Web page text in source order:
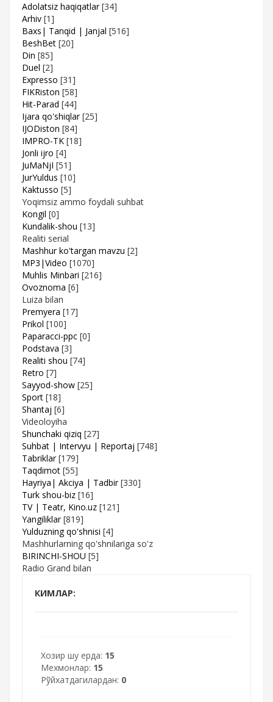
Adolatsiz haqiqatlar [34]
Arhiv [1]
Baxs| Tanqid | Janjal [516]
BeshBet [20]
Din [85]
Duel [2]
Expresso [31]
FIKRiston [58]
Hit-Parad [44]
Ijara qo'shiqlar [25]
IJODiston [84]
IMPRO-TK [18]
Jonli ijro [4]
JuMaNjI [51]
JurYuldus [10]
Kaktusso [5]
Yoqimsiz ammo foydali suhbat
Kongil [0]
Kundalik-shou [13]
Realiti serial
Mashhur ko'targan mavzu [2]
MP3|Video [1070]
Muhlis Minbari [216]
Ovoznoma [6]
Luiza bilan
Premyera [17]
Prikol [100]
Paparacci-ppc [0]
Podstava [3]
Realiti shou [74]
Retro [7]
Sayyod-show [25]
Sport [18]
Shantaj [6]
Videoloyiha
Shunchaki qiziq [27]
Suhbat | Intervyu | Reportaj [748]
Tabriklar [179]
Taqdimot [55]
Hayriya| Akciya | Tadbir [330]
Turk shou-biz [16]
TV | Teatr, Kino.uz [121]
Yangiliklar [819]
Yulduzning qo'shnisi [4]
Mashhurlarning qo'shnilariga so'z
BIRINCHI-SHOU [5]
Radio Grand bilan
КИМЛАР:
Хозир шу ерда: 15
Мехмонлар: 15
Рўйхатдагилардан: 0